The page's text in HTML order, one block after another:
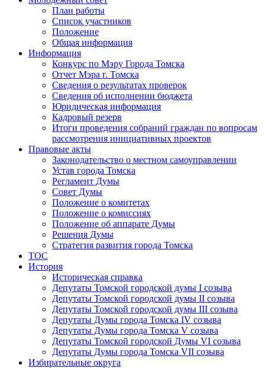
План работы
Список участников
Положение
Общая информация
Информация
Конкурс по Мэру Города Томска
Отчет Мэра г. Томска
Сведения о результатах проверок
Сведения об исполнении бюджета
Юридическая информация
Кадровый резерв
Итоги проведения собраний граждан по вопросам
рассмотрения инициативных проектов
Правовые акты
Законодательство о местном самоуправлении
Устав города Томска
Регламент Думы
Совет Думы
Положение о комитетах
Положение о комиссиях
Положение об аппарате Думы
Решения Думы
Стратегия развития города Томска
ТОС
История
Историческая справка
Депутаты Томской городской думы I созыва
Депутаты Томской городской думы II созыва
Депутаты Томской городской думы III созыва
Депутаты Думы города Томска IV созыва
Депутаты Думы города Томска V созыва
Депутаты Томской городской Думы VI созыва
Депутаты Думы города Томска VII созыва
Избирательные округа